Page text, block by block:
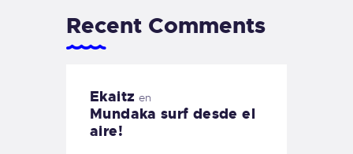
Recent Comments
Ekaitz en
Mundaka surf desde el
aire!